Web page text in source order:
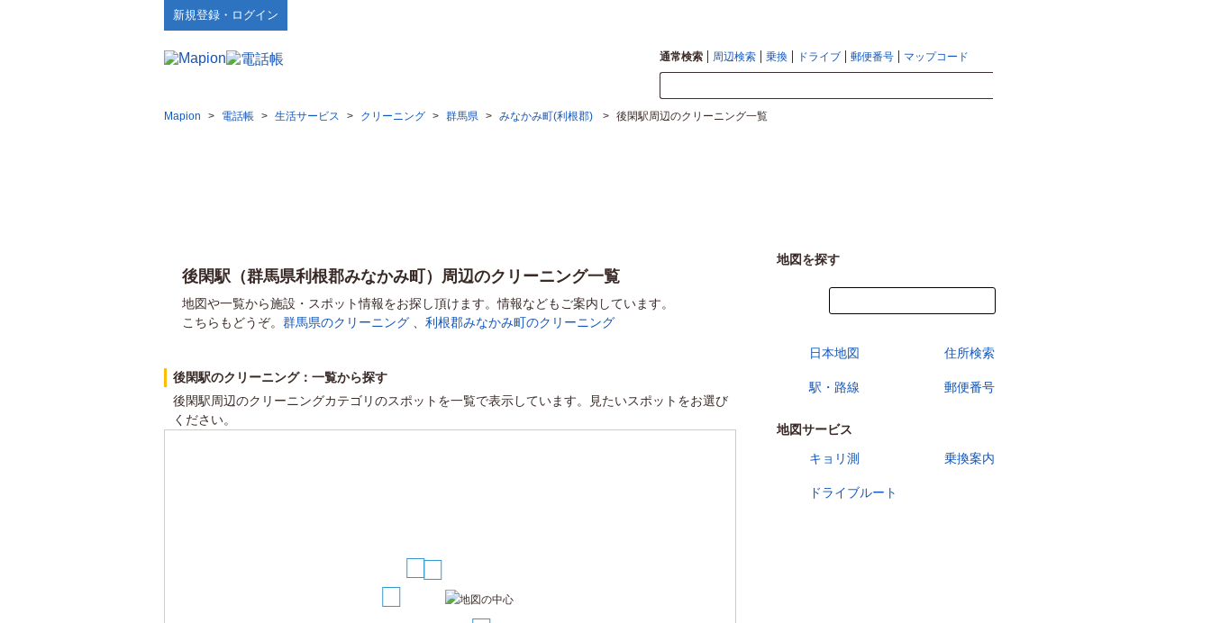
新規登録・ログイン
通常検索 周辺検索 乗換 ドライブ 郵便番号 マップコード
Mapion > 電話帳 > 生活サービス > クリーニング > 群馬県 > みなかみ町(利根郡) > 後閑駅周辺のクリーニング一覧
後閑駅（群馬県利根郡みなかみ町）周辺のクリーニング一覧
地図や一覧から施設・スポット情報をお探し頂けます。情報などもご案内しています。
こちらもどうぞ。 群馬県のクリーニング 利根郡みなかみ町のクリーニング
後閑駅のクリーニング：一覧から探す
後閑駅周辺のクリーニングカテゴリのスポットを一覧で表示しています。見たいスポットをお選び
ください。
地図を探す
日本地図 住所検索
駅・路線 郵便番号
地図サービス
キョリ測
乗換案内
ドライブルート